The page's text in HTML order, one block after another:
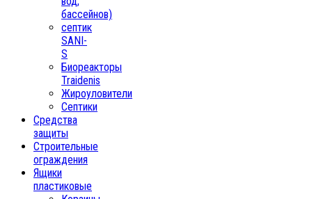
бассейнов)
септик
SANI-
S
Биореакторы
Traidenis
Жироуловители
Септики
Средства
защиты
Строительные
ограждения
Ящики
пластиковые